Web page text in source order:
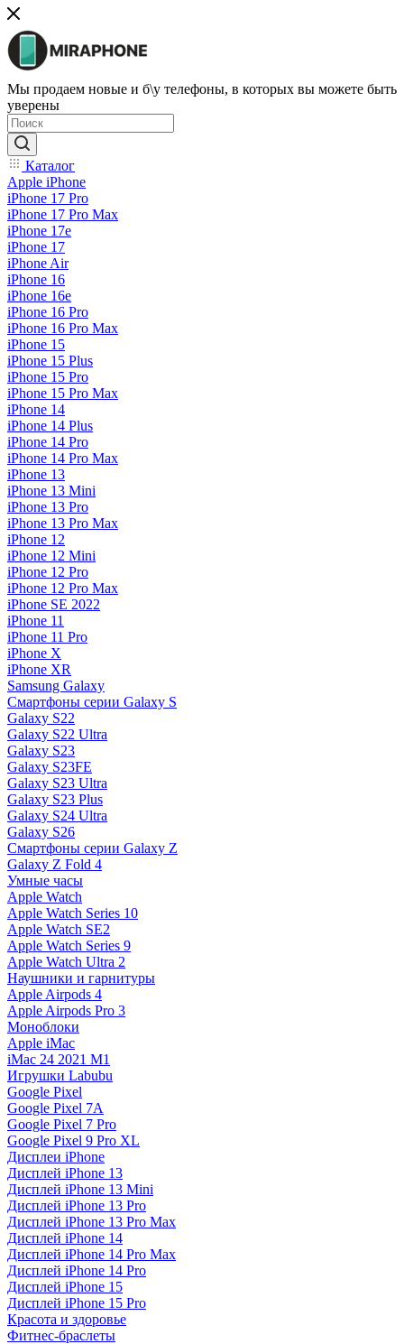
Мы продаем новые и б\у телефоны, в которых вы можете быть
уверены
Каталог
Apple iPhone
iPhone 17 Pro
iPhone 17 Pro Max
iPhone 17e
iPhone 17
iPhone Air
iPhone 16
iPhone 16e
iPhone 16 Pro
iPhone 16 Pro Max
iPhone 15
iPhone 15 Plus
iPhone 15 Pro
iPhone 15 Pro Max
iPhone 14
iPhone 14 Plus
iPhone 14 Pro
iPhone 14 Pro Max
iPhone 13
iPhone 13 Mini
iPhone 13 Pro
iPhone 13 Pro Max
iPhone 12
iPhone 12 Mini
iPhone 12 Pro
iPhone 12 Pro Max
iPhone SE 2022
iPhone 11
iPhone 11 Pro
iPhone X
iPhone XR
Samsung Galaxy
Смартфоны серии Galaxy S
Galaxy S22
Galaxy S22 Ultra
Galaxy S23
Galaxy S23FE
Galaxy S23 Ultra
Galaxy S23 Plus
Galaxy S24 Ultra
Galaxy S26
Смартфоны серии Galaxy Z
Galaxy Z Fold 4
Умные часы
Apple Watch
Apple Watch Series 10
Apple Watch SE2
Apple Watch Series 9
Apple Watch Ultra 2
Наушники и гарнитуры
Apple Airpods 4
Apple Airpods Pro 3
Моноблоки
Apple iMac
iMac 24 2021 M1
Игрушки Labubu
Google Pixel
Google Pixel 7А
Google Pixel 7 Pro
Google Pixel 9 Pro XL
Дисплеи iPhone
Дисплей iPhone 13
Дисплей iPhone 13 Mini
Дисплей iPhone 13 Pro
Дисплей iPhone 13 Pro Max
Дисплей iPhone 14
Дисплей iPhone 14 Pro Max
Дисплей iPhone 14 Pro
Дисплей iPhone 15
Дисплей iPhone 15 Pro
Красота и здоровье
Фитнес-браслеты